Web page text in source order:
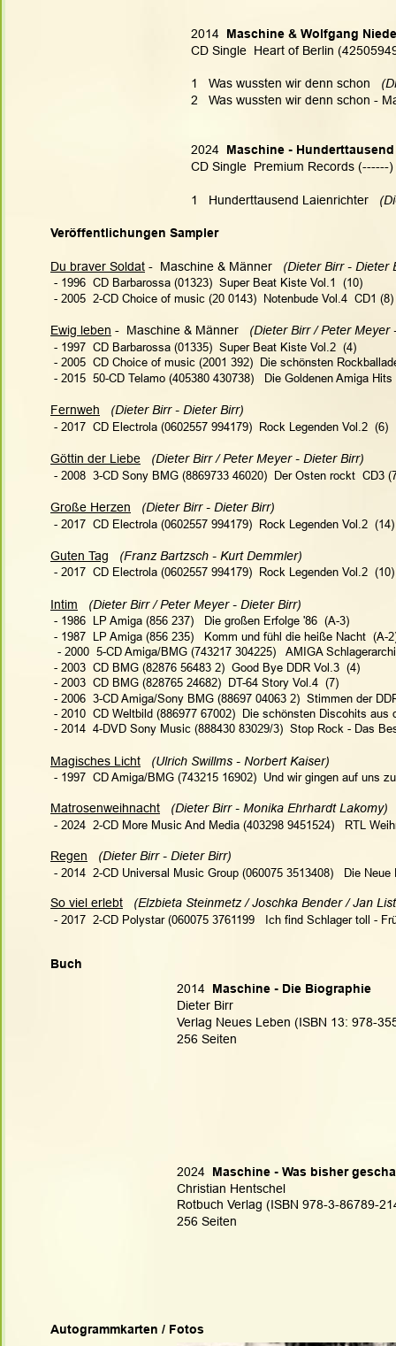
2014
Maschine & Wolfgang
CD Single  Heart of Berlin
1   Was wussten wir denn schon
2   Was wussten wir denn schon -
2024
Maschine - Hunderttausend
CD Single  Premium Records (------)
1   Hunderttausend Laienrichter
Veröffentlichungen Sampler
Du braver Soldat - Maschine & Männer
(Dieter Birr - Dieter
- 1996  CD Barbarossa (01323)  Super Beat Kiste Vol.1  (10)
- 2005  2-CD Choice of music (20 0143)  Notenbude Vol.4  CD1 (8)
Ewig leben - Maschine & Männer (Dieter Birr / Peter
- 1997  CD Barbarossa (01335)  Super Beat Kiste Vol.2  (4)
- 2005  CD Choice of music (2001 392)  Die schönsten
- 2015  50-CD Telamo (405380 430738)   Die Goldenen Amiga Hits
Fernweh
(Dieter Birr - Dieter Birr)
- 2017  CD Electrola (0602557 994179)  Rock Legenden Vol.2  (6)
Göttin der Liebe
   (Dieter Birr / Peter Meyer - Dieter Birr)
- 2008  3-CD Sony BMG (8869733 46020)  Der Osten rockt  CD3
Große Herzen
(Dieter Birr - Dieter Birr)
- 2017  CD Electrola (0602557 994179)  Rock Legenden Vol.2  (14)
Guten Tag
  (Franz Bartzsch - Kurt Demmler)
- 2017  CD Electrola (0602557 994179)  Rock Legenden Vol.2  (10)
Intim
(Dieter Birr / Peter Meyer - Dieter Birr)
- 1986  LP Amiga (856 237)   Die großen Erfolge '86  (A-3)
- 1987  LP Amiga (856 235)   Komm und fühl die heiße Nacht  (A-
- 2000  5-CD Amiga/BMG (743217 304225)   AMIGA
- 2003  CD BMG (82876 56483 2)  Good Bye DDR Vol.3  (4)
- 2003  CD BMG (828765 24682)  DT-64 Story Vol.4  (7)
- 2006  3-CD Amiga/Sony BMG (88697 04063 2)  Stimmen der
- 2010  CD Weltbild (886977 67002)  Die schönsten Discohits aus
- 2014  4-DVD Sony Music (888430 83029/3)  Stop Rock - Das
Magisches Licht
  (Ulrich Swillms - Norbert Kaiser)
- 1997  CD Amiga/BMG (743215 16902)  Und wir gingen auf uns
Matrosenweihnacht
(Dieter Birr - Monika Ehrhardt Lakomy)
- 2024  2-CD More Music And Media (403298 9451524)   RTL
Regen
(Dieter Birr - Dieter Birr)
- 2014  2-CD Universal Music Group (060075 3513408)   Die
So viel erlebt
(Elzbieta Steinmetz / Joschka Bender / Jan
- 2017  2-CD Polystar (060075 3761199   Ich find Schlager toll -
Buch
Autogrammkarten / Fotos
2014
  Maschine - Die Biographie
Dieter Birr
Verlag Neues Leben (ISBN 13: 978-
256 Seiten
2024
Maschine - Was bisher
Christian Hentschel
Rotbuch Verlag (ISBN 978-3-86789-
256 Seiten